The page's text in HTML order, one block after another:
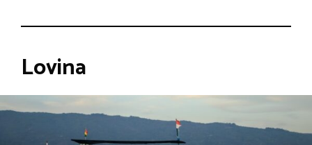
Lovina